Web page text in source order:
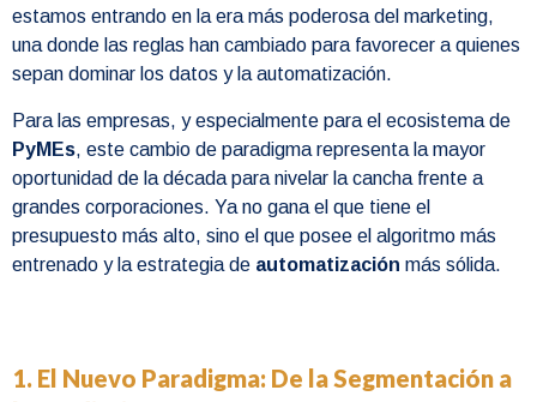
estamos entrando en la era más poderosa del marketing,
una donde las reglas han cambiado para favorecer a quienes
sepan dominar los datos y la automatización.
Para las empresas, y especialmente para el ecosistema de
PyMEs, este cambio de paradigma representa la mayor
oportunidad de la década para nivelar la cancha frente a
grandes corporaciones. Ya no gana el que tiene el
presupuesto más alto, sino el que posee el algoritmo más
entrenado y la estrategia de automatización más sólida.
1. El Nuevo Paradigma: De la Segmentación a